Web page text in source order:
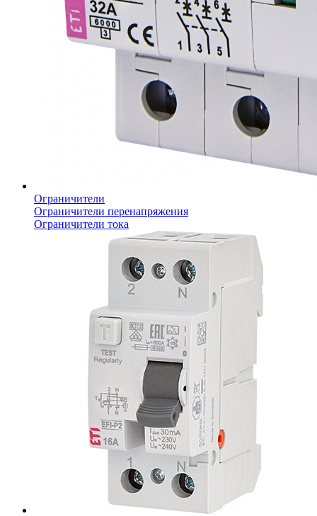
Ограничители
Ограничители перенапряжения
Ограничители тока